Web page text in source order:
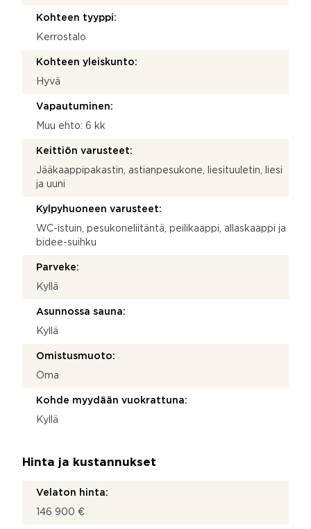
Kohteen tyyppi:
Kerrostalo
Kohteen yleiskunto:
Hyvä
Vapautuminen:
Muu ehto: 6 kk
Keittiön varusteet:
Jääkaappipakastin, astianpesukone, liesituuletin, liesi
ja uuni
Kylpyhuoneen varusteet:
WC-istuin, pesukoneliitäntä, peilikaappi, allaskaappi ja
bidee-suihku
Parveke:
Kyllä
Asunnossa sauna:
Kyllä
Omistusmuoto:
Oma
Kohde myydään vuokrattuna:
Kyllä
Hinta ja kustannukset
Velaton hinta:
146 900 €